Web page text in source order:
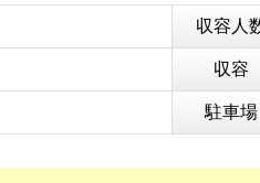
収容人
収容
駐車場